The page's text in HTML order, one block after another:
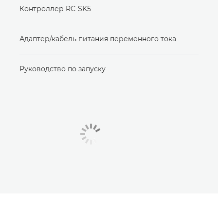
Контроллер RC-SK5
Адаптер/кабель питания переменного тока
Руководство по запуску